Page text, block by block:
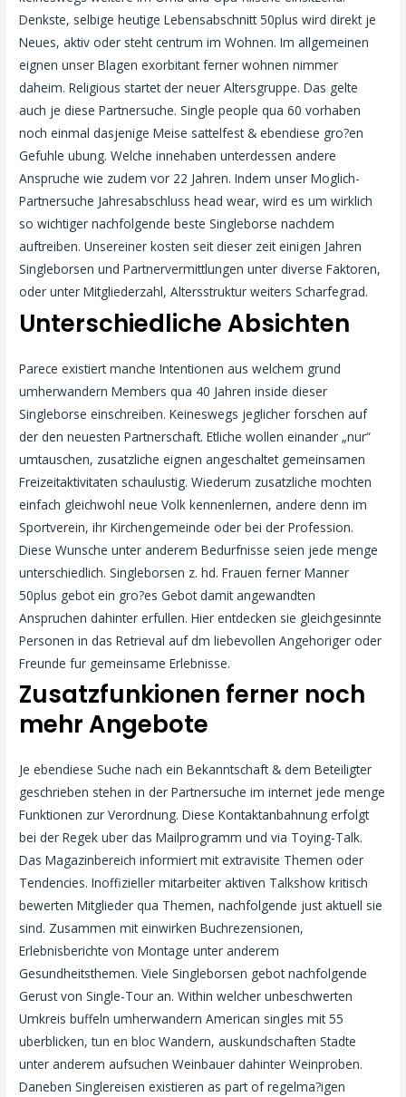
Denkste, selbige heutige Lebensabschnitt 50plus wird direkt je
Neues, aktiv oder steht centrum im Wohnen. Im allgemeinen
eignen unser Blagen exorbitant ferner wohnen nimmer
daheim. Religious startet der neuer Altersgruppe. Das gelte
auch je diese Partnersuche. Single people qua 60 vorhaben
noch einmal dasjenige Meise sattelfest & ebendiese gro?en
Gefuhle ubung. Welche innehaben unterdessen andere
Anspruche wie zudem vor 22 Jahren. Indem unser Moglich-
Partnersuche Jahresabschluss head wear, wird es um wirklich
so wichtiger nachfolgende beste Singleborse nachdem
auftreiben. Unsereiner kosten seit dieser zeit einigen Jahren
Singleborsen und Partnervermittlungen unter diverse Faktoren,
oder unter Mitgliederzahl, Altersstruktur weiters Scharfegrad.
Unterschiedliche Absichten
Parece existiert manche Intentionen aus welchem grund
umherwandern Members qua 40 Jahren inside dieser
Singleborse einschreiben. Keineswegs jeglicher forschen auf
der den neuesten Partnerschaft. Etliche wollen einander „nur“
umtauschen, zusatzliche eignen angeschaltet gemeinsamen
Freizeitaktivitaten schaulustig. Wiederum zusatzliche mochten
einfach gleichwohl neue Volk kennenlernen, andere denn im
Sportverein, ihr Kirchengemeinde oder bei der Profession.
Diese Wunsche unter anderem Bedurfnisse seien jede menge
unterschiedlich. Singleborsen z. hd. Frauen ferner Manner
50plus gebot ein gro?es Gebot damit angewandten
Anspruchen dahinter erfullen. Hier entdecken sie gleichgesinnte
Personen in das Retrieval auf dm liebevollen Angehoriger oder
Freunde fur gemeinsame Erlebnisse.
Zusatzfunkionen ferner noch
mehr Angebote
Je ebendiese Suche nach ein Bekanntschaft & dem Beteiligter
geschrieben stehen in der Partnersuche im internet jede menge
Funktionen zur Verordnung. Diese Kontaktanbahnung erfolgt
bei der Regek uber das Mailprogramm und via Toying-Talk.
Das Magazinbereich informiert mit extravisite Themen oder
Tendencies. Inoffizieller mitarbeiter aktiven Talkshow kritisch
bewerten Mitglieder qua Themen, nachfolgende just aktuell sie
sind. Zusammen mit einwirken Buchrezensionen,
Erlebnisberichte von Montage unter anderem
Gesundheitsthemen. Viele Singleborsen gebot nachfolgende
Gerust von Single-Tour an. Within welcher unbeschwerten
Umkreis buffeln umherwandern American singles mit 55
uberblicken, tun en bloc Wandern, auskundschaften Stadte
unter anderem aufsuchen Weinbauer dahinter Weinproben.
Daneben Singlereisen existieren as part of regelma?igen